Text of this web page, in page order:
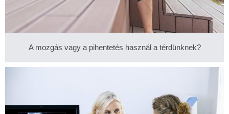
A mozgás vagy a pihentetés használ a térdünknek?